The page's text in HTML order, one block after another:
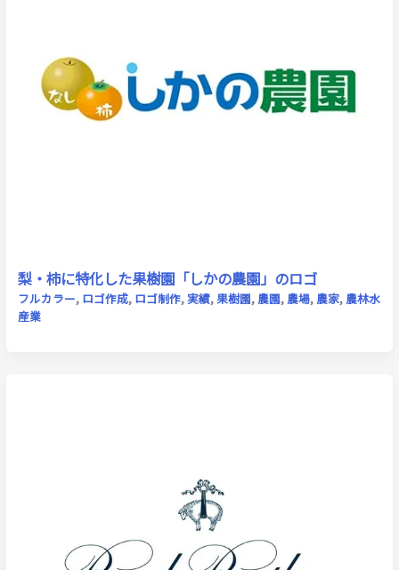
梨・柿に特化した果樹園「しかの農園」のロゴ
フルカラー, ロゴ作成, ロゴ制作,実績,果樹園, 農園, 農場, 農家, 農林水
産業